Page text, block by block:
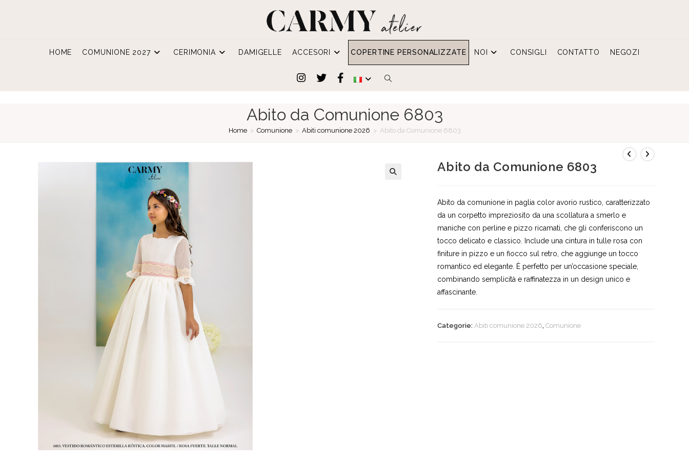
HOME COMUNIONE 2027 CERIMONIA DAMIGELLE ACCESORI COPERTINE PERSONALIZZATE NOI CONSIGLI CONTATTO NEGOZI
ATTIVA/DISATTIVA
RICERCA
SITO
Abito da Comunione 6803
Home > Comunione > Abiti comunione 2026 > Abito da Comunione 6803
Abito da Comunione 6803
Abito da comunione in paglia color avorio rustico, caratterizzato
da un corpetto impreziosito da una scollatura a smerlo e
maniche con perline e pizzo ricamati, che gli conferiscono un
tocco delicato e classico. Include una cintura in tulle rosa con
finiture in pizzo e un fiocco sul retro, che aggiunge un tocco
romantico ed elegante. È perfetto per un’occasione speciale,
combinando semplicità e raffinatezza in un design unico e
affascinante.
Categorie:Abiti comunione 2026,Comunione